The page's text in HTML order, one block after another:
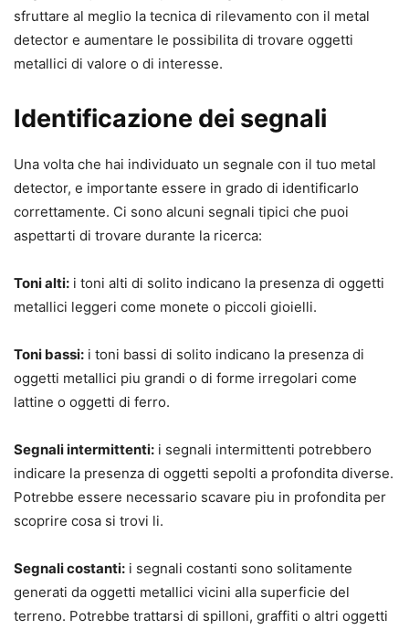
sfruttare al meglio la tecnica di rilevamento con il metal
detector e aumentare le possibilita di trovare oggetti
metallici di valore o di interesse.
Identificazione dei segnali
Una volta che hai individuato un segnale con il tuo metal
detector, e importante essere in grado di identificarlo
correttamente. Ci sono alcuni segnali tipici che puoi
aspettarti di trovare durante la ricerca:
Toni alti: i toni alti di solito indicano la presenza di oggetti
metallici leggeri come monete o piccoli gioielli.
Toni bassi: i toni bassi di solito indicano la presenza di
oggetti metallici piu grandi o di forme irregolari come
lattine o oggetti di ferro.
Segnali intermittenti: i segnali intermittenti potrebbero
indicare la presenza di oggetti sepolti a profondita diverse.
Potrebbe essere necessario scavare piu in profondita per
scoprire cosa si trovi li.
Segnali costanti: i segnali costanti sono solitamente
generati da oggetti metallici vicini alla superficie del
terreno. Potrebbe trattarsi di spilloni, graffiti o altri oggetti